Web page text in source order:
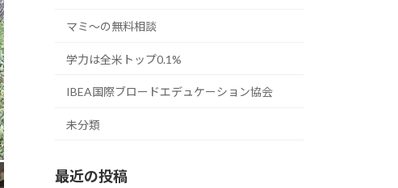
マミ〜の無料相談
学力は全米トップ0.1%
IBEA国際ブロードエデュケーション協会
未分類
最近の投稿